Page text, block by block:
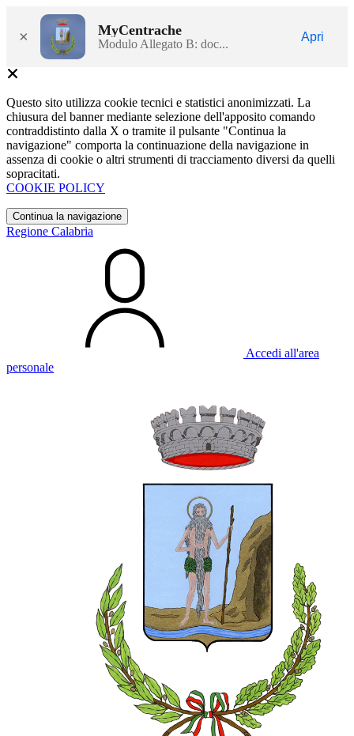
× MyCentrache
Modulo Allegato B: doc...
Apri
Questo sito utilizza cookie tecnici e statistici anonimizzati. La
chiusura del banner mediante selezione dell'apposito comando
contraddistinto dalla X o tramite il pulsante "Continua la
navigazione" comporta la continuazione della navigazione in
assenza di cookie o altri strumenti di tracciamento diversi da quelli
sopracitati.
COOKIE POLICY
Continua la navigazione
Regione Calabria
Accedi all'area
personale